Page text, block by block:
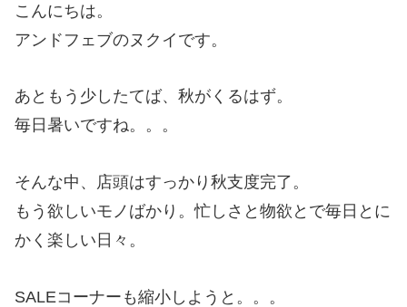
こんにちは。
アンドフェブのヌクイです。
あともう少したてば、秋がくるはず。
毎日暑いですね。。。
そんな中、店頭はすっかり秋支度完了。
もう欲しいモノばかり。忙しさと物欲とで毎日とに
かく楽しい日々。
SALEコーナーも縮小しようと。。。